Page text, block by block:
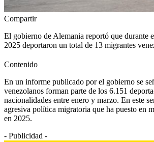
Compartir
El gobierno de Alemania reportó que durante
2025 deportaron un total de 13 migrantes
Contenido
En un informe publicado por el gobierno se
venezolanos forman parte de los 6.151
nacionalidades entre enero y marzo. En este
agresiva política migratoria que ha puesto en
en 2025.
- Publicidad -